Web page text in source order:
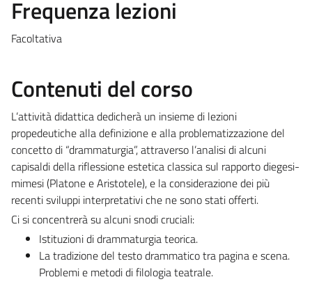
Frequenza lezioni
Facoltativa
Contenuti del corso
L’attività didattica dedicherà un insieme di lezioni
propedeutiche alla definizione e alla problematizzazione del
concetto di “drammaturgia”, attraverso l’analisi di alcuni
capisaldi della riflessione estetica classica sul rapporto diegesi-
mimesi (Platone e Aristotele), e la considerazione dei più
recenti sviluppi interpretativi che ne sono stati offerti.
Ci si concentrerà su alcuni snodi cruciali:
Istituzioni di drammaturgia teorica.
La tradizione del testo drammatico tra pagina e scena.
Problemi e metodi di filologia teatrale.